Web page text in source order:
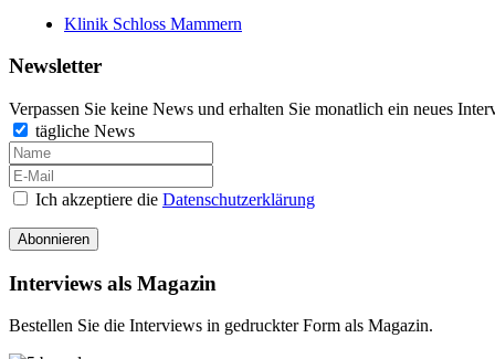
Klinik Schloss Mammern
Newsletter
Verpassen Sie keine News und erhalten Sie monatlich ein neues
tägliche News
Ich akzeptiere die Datenschutzerklärung
Abonnieren
Interviews als Magazin
Bestellen Sie die Interviews in gedruckter Form als Magazin.